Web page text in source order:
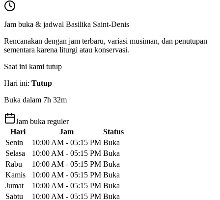
Jam buka & jadwal Basilika Saint‑Denis
Rencanakan dengan jam terbaru, variasi musiman, dan penutupan
sementara karena liturgi atau konservasi.
Saat ini kami tutup
Hari ini: Tutup
Buka dalam 7h 32m
Jam buka reguler
Hari
Jam
Status
Senin
10:00 AM - 05:15 PM Buka
Selasa
10:00 AM - 05:15 PM Buka
Rabu
10:00 AM - 05:15 PM Buka
Kamis
10:00 AM - 05:15 PM Buka
Jumat
10:00 AM - 05:15 PM Buka
Sabtu
10:00 AM - 05:15 PM Buka